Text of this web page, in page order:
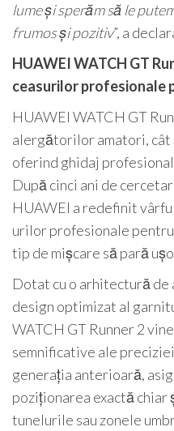
lume și sperăm să le
frumos și pozitiv”, a
HUAWEI WATCH GT
ceasurilor profesionale
HUAWEI WATCH GT
alergătorilor amatori,
oferind ghidaj
După cinci ani de
HUAWEI a redefinit
urilor profesionale
tip de mișcare să pară
Dotat cu o arhitectură
design optimizat al
WATCH GT Runner 2
semnificative ale
generația anterioară,
poziționarea exactă chiar
tunelurile sau zonele